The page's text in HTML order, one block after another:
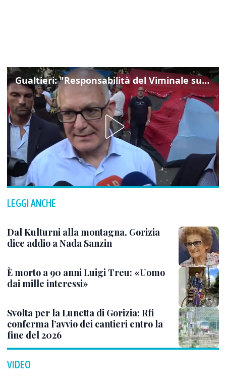
Gualtieri: "Responsabilità del Viminale su Spin Time? La posizione dei partiti è nota"
LEGGI ANCHE
Dal Kulturni alla montagna, Gorizia
dice addio a Nada Sanzin
È morto a 90 anni Luigi Treu: «Uomo
dai mille interessi»
Svolta per la Lunetta di Gorizia: Rfi
conferma l’avvio dei cantieri entro la
fine del 2026
VIDEO